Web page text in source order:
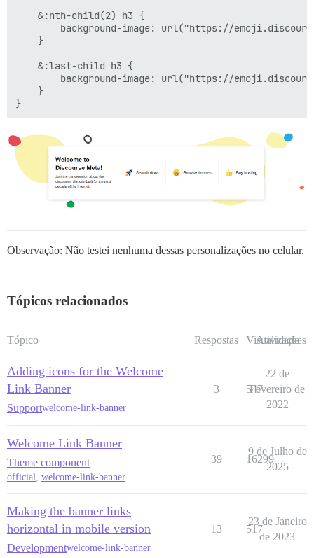
    &:nth-child(2) h3 {
background-image: url("https://
    }
    &:last-child h3 {
background-image: url("https://
    }
Observação: Não testei nenhuma dessas personalizações no celular.
Tópicos relacionados
Tópico Respostas Visualizações
Atividade
Adding icons for the Welcome
Link Banner
Supportwelcome-link-banner
3 547
22 de
Fevereiro de
2022
Welcome Link Banner
Theme component
official welcome-link-banner
39 16299
9 de Julho de
2025
Making the banner links
horizontal in mobile version
Developmentwelcome-link-banner
13 517
23 de Janeiro
de 2023